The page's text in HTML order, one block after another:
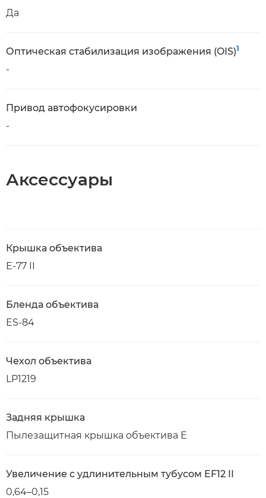
Да
Оптическая стабилизация изображения (OIS)1
-
Привод автофокусировки
-
Аксессуары
Крышка объектива
E-77 II
Бленда объектива
ES-84
Чехол объектива
LP1219
Задняя крышка
Пылезащитная крышка объектива E
Увеличение с удлинительным тубусом EF12 II
0,64–0,15